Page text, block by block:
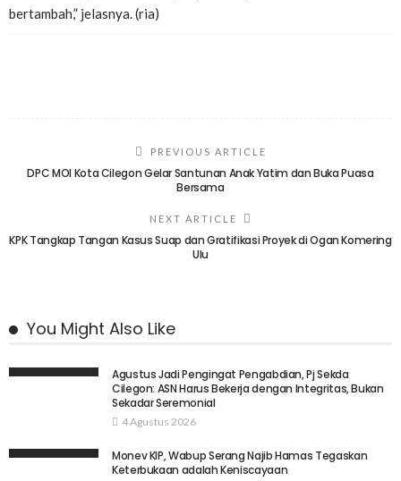
bertambah,” jelasnya. (ria)
PREVIOUS ARTICLE
DPC MOI Kota Cilegon Gelar Santunan Anak Yatim dan Buka Puasa
Bersama
NEXT ARTICLE
KPK Tangkap Tangan Kasus Suap dan Gratifikasi Proyek di Ogan Komering
Ulu
You Might Also Like
Agustus Jadi Pengingat Pengabdian, Pj Sekda
Cilegon: ASN Harus Bekerja dengan Integritas, Bukan
Sekadar Seremonial
4 Agustus 2026
Monev KIP, Wabup Serang Najib Hamas Tegaskan
Keterbukaan adalah Keniscayaan